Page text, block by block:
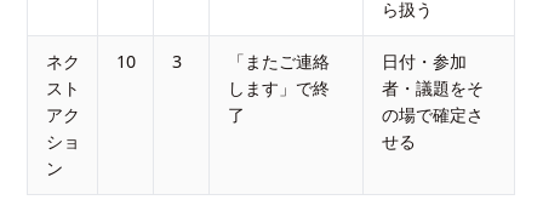
ら扱う
ネク
スト
アク
ショ
ン
10 3
「またご連絡
します」で終
了
日付・参加
者・議題をそ
の場で確定さ
せる